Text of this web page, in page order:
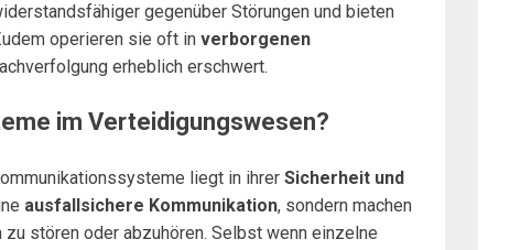
gegenüber Störungen und bieten
operieren sie oft in verborgenen
erheblich erschwert.
im Verteidigungswesen?
liegt in ihrer Sicherheit und
ausfallsichere Kommunikation, sondern machen
stören oder abzuhören. Selbst wenn einzelne